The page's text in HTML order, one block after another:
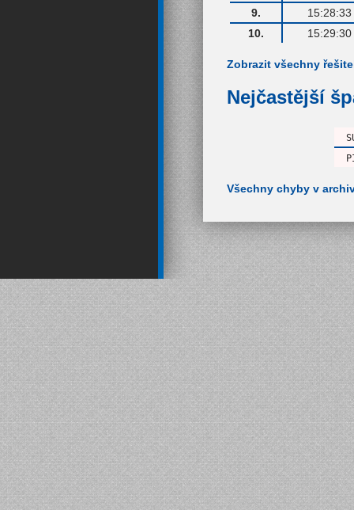
9.
15:28:33
10.
15:29:30
Zobrazit všechny
Nejčastější
Všechny chyby v